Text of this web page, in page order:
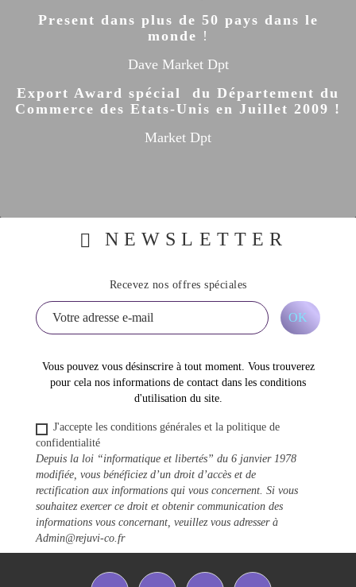
Present dans plus de 50 pays dans le
monde !
Dave Market Dpt
Export Award spécial du Département du
Commerce des Etats-Unis en Juillet 2009 !
Market Dpt
NEWSLETTER
Recevez nos offres spéciales
Vous pouvez vous désinscrire à tout moment. Vous trouverez
pour cela nos informations de contact dans les conditions
d'utilisation du site.
J'accepte les conditions générales et la politique de
confidentialité
Depuis la loi “informatique et libertés” du 6 janvier 1978
modifiée, vous bénéficiez d’un droit d’accès et de
rectification aux informations qui vous concernent. Si vous
souhaitez exercer ce droit et obtenir communication des
informations vous concernant, veuillez vous adresser à
Admin@rejuvi-co.fr
Facebook Twitter YouTube